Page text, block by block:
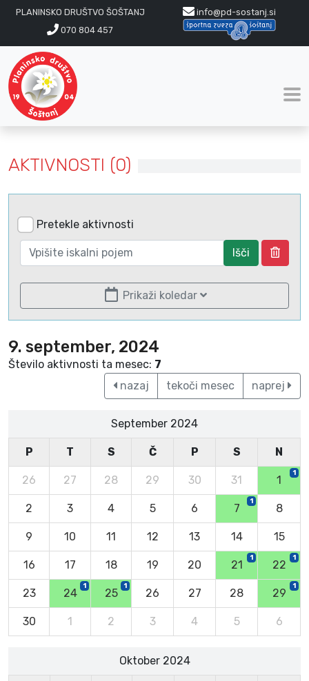
PLANINSKO DRUŠTVO ŠOŠTANJ
info@pd-sostanj.si
070 804 457
AKTIVNOSTI (0)
Pretekle aktivnosti
Išči
Prikaži koledar
9. september, 2024
Število aktivnosti ta mesec: 7
nazaj
tekoči mesec naprej
September 2024
P T S Č P S N
26 27 28 29 30 31 1
1
2 3 4 5 6 7
1
8
9 10 11 12 13 14 15
16 17 18 19 20 21
1
22
1
23 24
1
25
1
26 27 28 29
1
30 1 2 3 4 5 6
Oktober 2024